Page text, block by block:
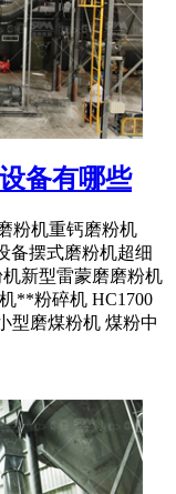
备有哪些
粉机重钙磨粉机
备摆式磨粉机超细
新型雷蒙磨磨粉机
**粉碎机 HC1700
型磨煤粉机 煤粉中